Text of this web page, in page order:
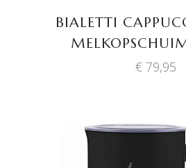
BIALETTI
€79,95